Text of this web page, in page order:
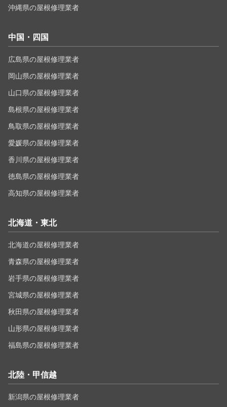
沖縄県の屋根修理業者
中国・四国
広島県の屋根修理業者
岡山県の屋根修理業者
山口県の屋根修理業者
島根県の屋根修理業者
鳥取県の屋根修理業者
愛媛県の屋根修理業者
香川県の屋根修理業者
徳島県の屋根修理業者
高知県の屋根修理業者
北海道・東北
北海道の屋根修理業者
青森県の屋根修理業者
岩手県の屋根修理業者
宮城県の屋根修理業者
秋田県の屋根修理業者
山形県の屋根修理業者
福島県の屋根修理業者
北陸・甲信越
新潟県の屋根修理業者